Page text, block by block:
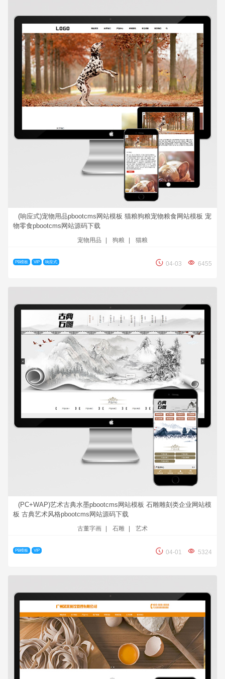
(响应式)宠物用品pbootcms网站模板 猫粮狗粮宠物粮食网站模板 宠
物零食pbootcms网站源码下载
宠物用品 狗粮 猫粮
PB模板 VIP 响应式 04-03 6455
(PC+WAP)艺术古典水墨pbootcms网站模板 石雕雕刻类企业网站模
板 古典艺术风格pbootcms网站源码下载
古董字画 石雕 艺术
PB模板 VIP 04-01 5324